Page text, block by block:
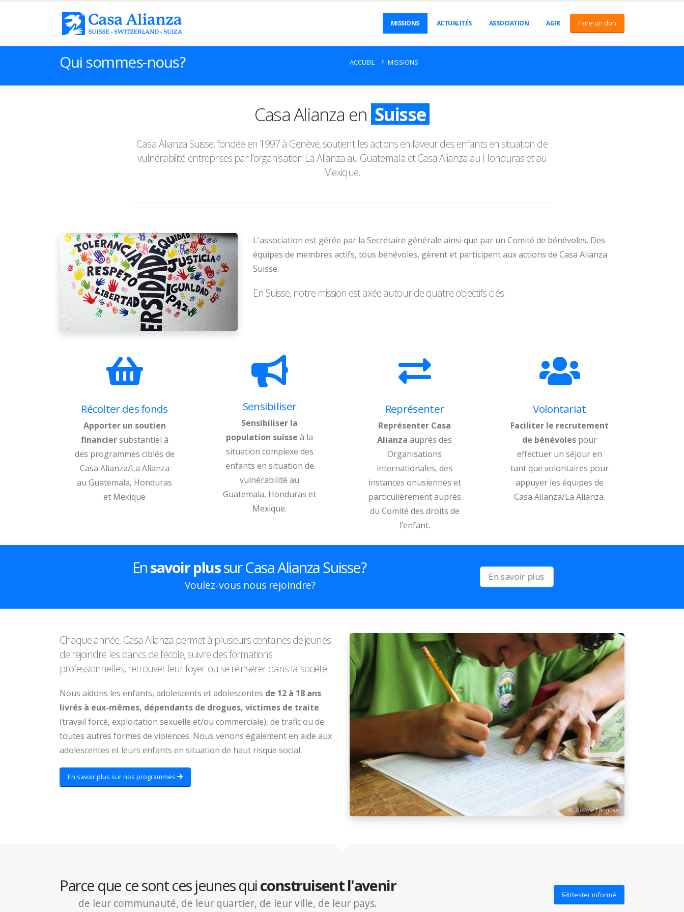
MISSIONS ACTUALITÉS ASSOCIATION AGIR Faire un don
Qui sommes-nous? ACCUEIL MISSIONS
Casa Alianza en Suisse
Casa Alianza Suisse, fondée en 1997 à Genève, soutient les actions en faveur des enfants en situation de
vulnérabilité entreprises par l’organisation La Alianza au Guatemala et Casa Alianza au Honduras et au
Mexique.
L'association est gérée par la Secrétaire générale ainsi que par un Comité de bénévoles. Des
équipes de membres actifs, tous bénévoles, gèrent et participent aux actions de Casa Alianza
Suisse.
En Suisse, notre mission est axée autour de quatre objectifs clés:
Récolter des fonds
Apporter un soutien
financiersubstantiel à
des programmes ciblés de
Casa Alianza/La Alianza
au Guatemala, Honduras
et Mexique
Sensibiliser
Sensibiliser la
population suisse à la
situation complexe des
enfants en situation de
vulnérabilité au
Guatemala, Honduras et
Mexique.
Représenter
Représenter Casa
Alianza auprès des
Organisations
internationales, des
instances onusiennes et
particulièrement auprès
du Comité des droits de
l’enfant.
Volontariat
Faciliter le recrutement
de bénévoles pour
effectuer un séjour en
tant que volontaires pour
appuyer les équipes de
Casa Alianza/La Alianza.
Ensavoirplussur Casa Alianza Suisse?
Voulez-vous nous rejoindre?
En savoir plus
Chaque année, Casa Alianza permet à plusieurs centaines de jeunes
de rejoindre les bancs de l’école, suivre des formations
professionnelles, retrouver leur foyer ou se réinsérer dans la société.
Nous aidons les enfants, adolescents et adolescentes de 12 à 18 ans
livrés à eux-mêmes, dépendants de drogues, victimes de traite
(travail forcé, exploitation sexuelle et/ou commerciale), de trafic ou de
toutes autres formes de violences. Nous venons également en aide aux
adolescentes et leurs enfants en situation de haut risque social.
En savoir plus sur nos programmes
Parce que ce sont ces jeunes quiconstruisent l'avenir
de leur communauté, de leur quartier, de leur ville, de leur pays.
Rester informé